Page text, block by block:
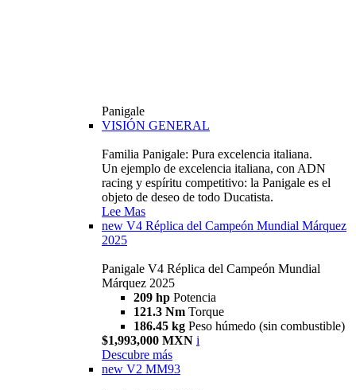
Panigale
VISIÓN GENERAL
Familia Panigale: Pura excelencia italiana.
Un ejemplo de excelencia italiana, con ADN
racing y espíritu competitivo: la Panigale es el
objeto de deseo de todo Ducatista.
Lee Mas
new V4 Réplica del Campeón Mundial Márquez
2025
Panigale V4 Réplica del Campeón Mundial
Márquez 2025
209 hp Potencia
121.3 Nm Torque
186.45 kg Peso húmedo (sin combustible)
$1,993,000 MXN i
Descubre más
new V2 MM93